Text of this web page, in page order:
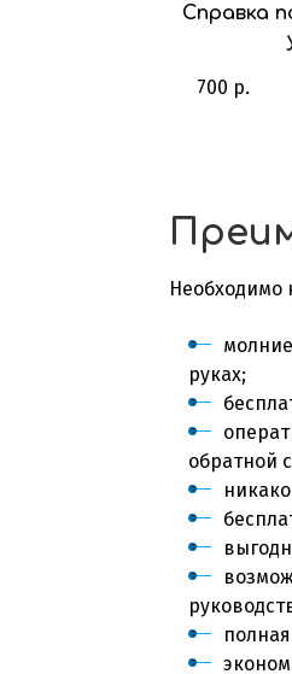
Справка
700 р.
Необходимо
руках;
обратной